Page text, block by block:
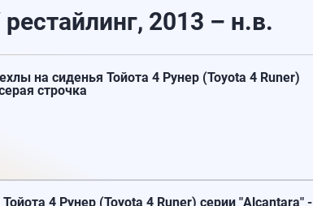
2013 – н.в.
на сиденья Тойота 4 Рунер (Toyota 4 Runer)
строчка
4 Рунер (Toyota 4 Runer) серии "Alcantara" -